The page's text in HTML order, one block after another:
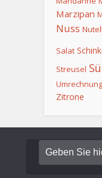
Marzipan
Nuss
Salat
Streusel
Zitrone